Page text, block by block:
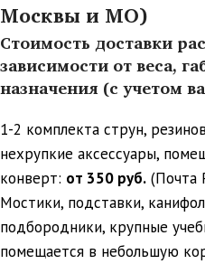
Москвы и МО)
Стоимость доставки
зависимости от веса,
назначения (с учетом
1-2 комплекта струн,
нехрупкие аксессуары,
конверт: от 350 руб. (Почта
Мостики, подставки,
подбородники, крупные
помещается в небольшую